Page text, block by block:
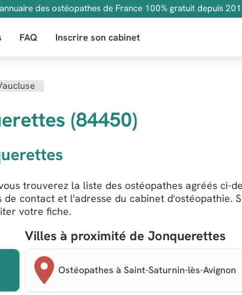
des ostéopathes de France 100% gratuit depuis
FAQ Inscrire son cabinet
(84450)
trouverez la liste des ostéopathes agréés ci-
contact et l'adresse du cabinet d'ostéopathie.
votre fiche.
Villes à proximité de Jonquerettes
Ostéopathes à Saint-Saturnin-lès-Avignon